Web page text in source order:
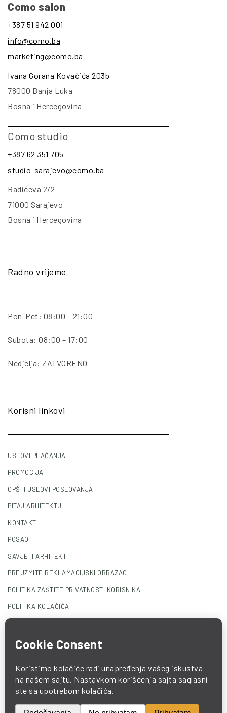
Como salon
+387 51 942 001
info@como.ba
marketing@como.ba
Ivana Gorana Kovačića 203b
78000 Banja Luka
Bosna i Hercegovina
Como studio
+387 62 351 705
studio-sarajevo@como.ba
Radićeva 2/2
71000 Sarajevo
Bosna i Hercegovina
Radno vrijeme
Pon-Pet: 08:00 – 21:00
Subota: 08:00 – 17:00
Nedjelja: ZATVORENO
Korisni linkovi
USLOVI PLAĆANJA
PROMOCIJA
OPŠTI USLOVI POSLOVANJA
PITAJ ARHITEKTU
KONTAKT
POSAO
SAVJETI ARHITEKTI
PREUZMITE REKLAMACIJSKI OBRAZAC
POLITIKA ZAŠTITE PRIVATNOSTI KORISNIKA
POLITIKA KOLAČIĆA
© 2025 COMO. All Rights Reserved